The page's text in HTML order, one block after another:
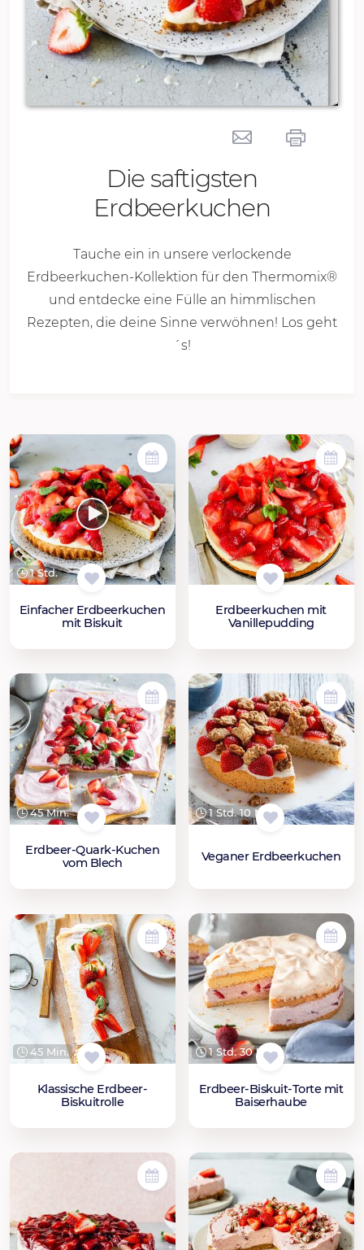
Die saftigsten
Erdbeerkuchen
Tauche ein in unsere verlockende
Erdbeerkuchen-Kollektion für den Thermomix®
und entdecke eine Fülle an himmlischen
Rezepten, die deine Sinne verwöhnen! Los geht
´s!
1 Std.
Einfacher Erdbeerkuchen
mit Biskuit
Erdbeerkuchen mit
Vanillepudding
45 Min.
Erdbeer-Quark-Kuchen
vom Blech
1 Std. 10 Min.
Veganer Erdbeerkuchen
45 Min.
Klassische Erdbeer-
Biskuitrolle
1 Std. 30 Min.
Erdbeer-Biskuit-Torte mit
Baiserhaube